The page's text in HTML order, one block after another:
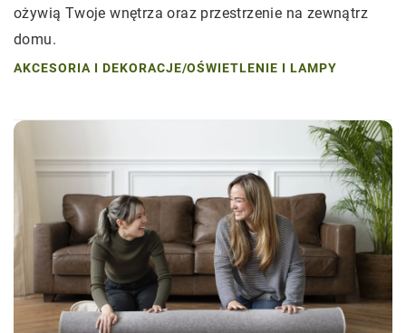
ożywią Twoje wnętrza oraz przestrzenie na zewnątrz
domu.
AKCESORIA I DEKORACJE/OŚWIETLENIE I LAMPY